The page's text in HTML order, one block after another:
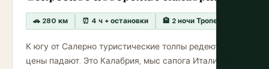
🚗 280 км ⏰ 4 ч + остановки 🏨 2 ночи Тропеа
К югу от Салерно туристические толпы редеют, а
цены падают. Это Калабрия, мыс сапога Италии, и